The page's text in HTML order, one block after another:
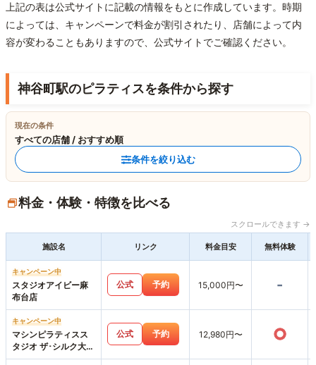
上記の表は公式サイトに記載の情報をもとに作成しています。時期
によっては、キャンペーンで料金が割引されたり、店舗によって内
容が変わることもありますので、公式サイトでご確認ください。
神谷町駅のピラティスを条件から探す
現在の条件
すべての店舗 / おすすめ順
条件を絞り込む
料金・体験・特徴を比べる
スクロールできます →
施設名 リンク 料金目安 無料体験
キャンペーン中
スタジオアイビー麻
布台店
公式 予約 15,000円〜 -
キャンペーン中
マシンピラティスス
タジオ ザ･シルク大門
浜松町店
公式 予約 12,980円〜 ○